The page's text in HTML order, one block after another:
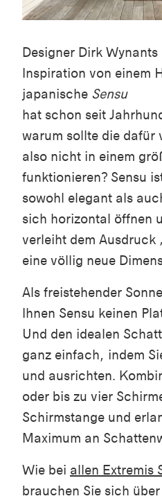
Designer Dirk
Inspiration von einem
japanische Sensu
hat schon seit
warum sollte die dafür
also nicht in einem
funktionieren? Sensu
sowohl elegant als
sich horizontal öffnen
verleiht dem Ausdruck
eine völlig neue
Als freistehender
Ihnen Sensu keinen
Und den idealen
ganz einfach, indem
und ausrichten.
oder bis zu vier
Schirmstange und
Maximum an
Wie bei allen Extremis
brauchen Sie sich